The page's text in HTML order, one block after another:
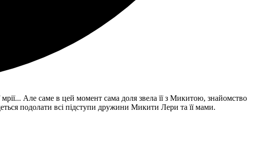
Але саме в цей момент сама доля звела її з Микитою, знайомство
подолати всі підступи дружини Микити Лери та її мами.